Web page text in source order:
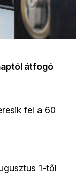
átfogó
fel a 60
1-től